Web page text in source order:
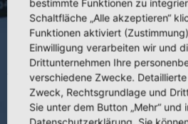
4.123 Ergebnisse der
Behandlungen der
Lähmungsluxation am
bestimmte Funktionen zu
Schaltfläche „Alle akzeptieren“
Funktionen aktiviert
Einwilligung verarbeiten wir und
Drittunternehmen Ihre
verschiedene Zwecke.
Zweck, Rechtsgrundlage und
Sie unter dem Button „Mehr“ und